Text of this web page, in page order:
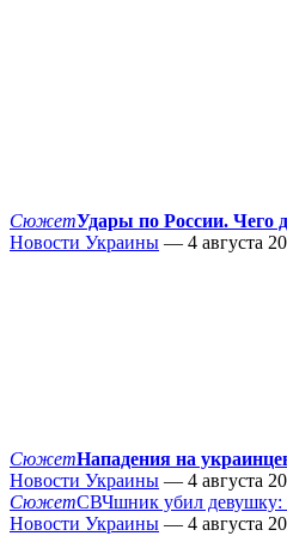
СюжетУдары по России. Чего
Новости Украины — 4 августа
СюжетНападения на
Новости Украины — 4 августа
СюжетСВЧшник убил девушку:
Новости Украины — 4 августа